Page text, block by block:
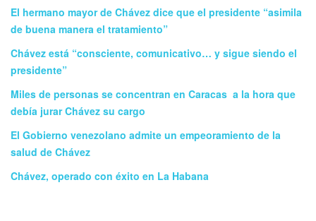
El hermano mayor de Chávez dice que el presidente “asimila
de buena manera el tratamiento”
Chávez está “consciente, comunicativo… y sigue siendo el
presidente”
Miles de personas se concentran en Caracas a la hora que
debía jurar Chávez su cargo
El Gobierno venezolano admite un empeoramiento de la
salud de Chávez
Chávez, operado con éxito en La Habana